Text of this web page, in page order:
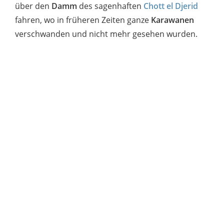
über den Damm des sagenhaften Chott el Djerid
fahren, wo in früheren Zeiten ganze Karawanen
verschwanden und nicht mehr gesehen wurden.